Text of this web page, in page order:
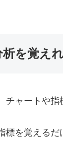
を覚え
チャートや指
標を覚えるだ